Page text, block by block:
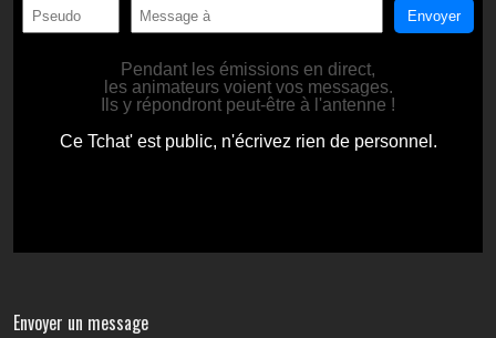
Envoyer un message